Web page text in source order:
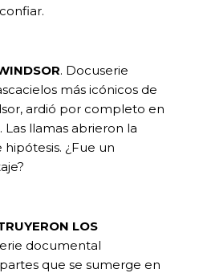
. Docuserie
más icónicos de
ardió por completo en
llamas abrieron la
¿Fue un
LOS
documental
que se sumerge en